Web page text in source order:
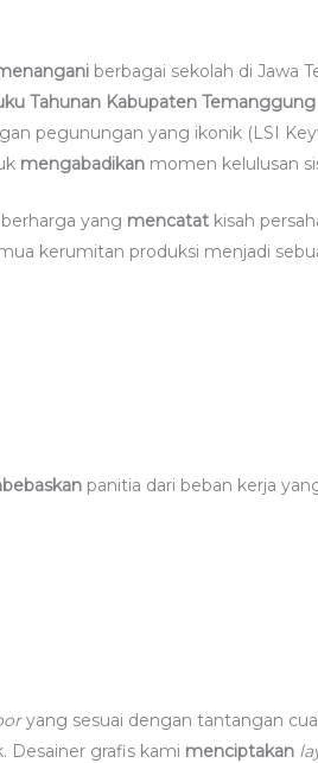
berbagai sekolah di Jawa
Tahunan Kabupaten Temanggung
pegunungan yang ikonik (LSI
mengabadikan momen kelulusan
yang mencatat kisah
kerumitan produksi menjadi
panitia dari beban kerja
yang sesuai dengan tantangan
Desainer grafis kami menciptakan